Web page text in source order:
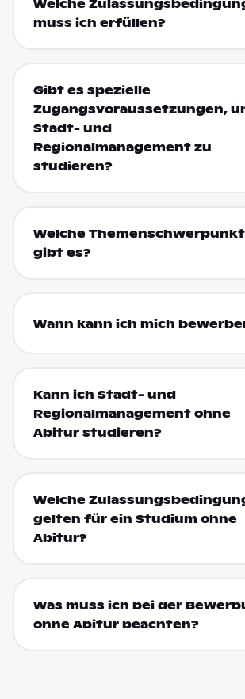
Welche
muss ich erfüllen?
Gibt es spezielle
Zugangsvoraussetzungen,
Stadt- und
Regionalmanagement zu
studieren?
Welche
gibt es?
Wann kann ich mich
Kann ich Stadt- und
Regionalmanagement ohne
Abitur studieren?
Welche
gelten für ein Studium ohne
Abitur?
Was muss ich bei der
ohne Abitur beachten?